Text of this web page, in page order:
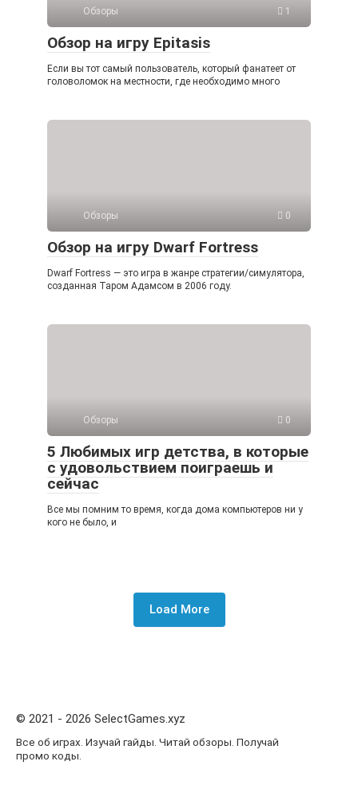
Обзоры 1
Обзор на игру Epitasis
Если вы тот самый пользователь, который фанатеет от
головоломок на местности, где необходимо много
Обзоры 0
Обзор на игру Dwarf Fortress
Dwarf Fortress — это игра в жанре стратегии/симулятора,
созданная Таром Адамсом в 2006 году.
Обзоры 0
5 Любимых игр детства, в которые
с удовольствием поиграешь и
сейчас
Все мы помним то время, когда дома компьютеров ни у
кого не было, и
Load More
© 2021 - 2026 SelectGames.xyz
Все об играх. Изучай гайды. Читай обзоры. Получай
промо коды.